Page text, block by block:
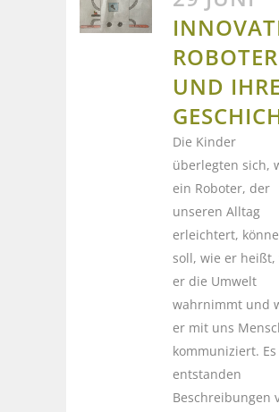
ROBOTER
UND IHRE
Die Kinder
überlegten sich,
ein Roboter, der
unseren Alltag
erleichtert,
soll, wie er heißt,
er die Umwelt
wahrnimmt und
er mit uns
kommuniziert. Es
entstanden
Beschreibungen